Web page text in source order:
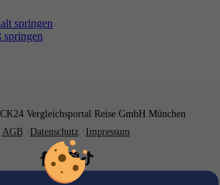
springen
springen
Vergleichsportal Reise GmbH München
AGB
Datenschutz Impressum